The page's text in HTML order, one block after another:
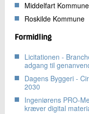
Middelfart Kommune
Roskilde Kommune
Formidling
Licitationen -
adgang til
Dagens Byggeri -
2030
Ingeniørens PRO-
kræver digital